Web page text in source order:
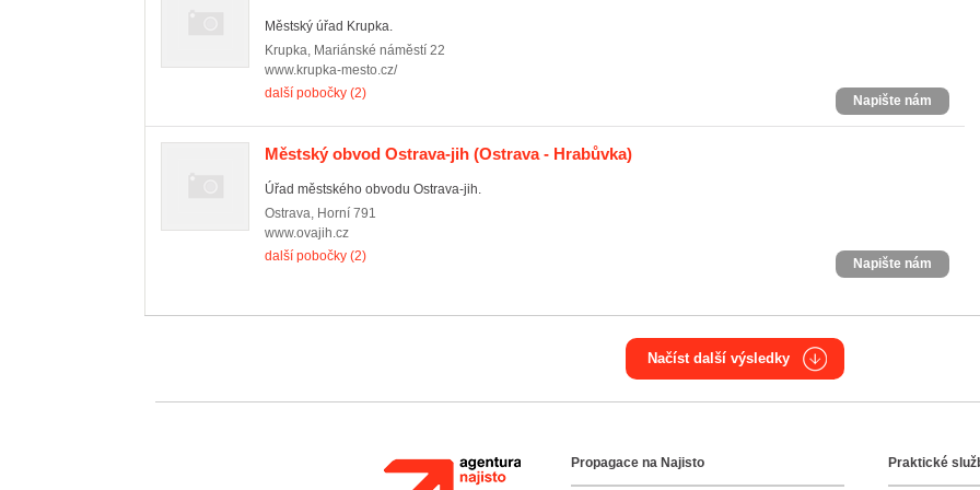
Městský úřad Krupka.
Krupka, Mariánské náměstí 22
www.krupka-mesto.cz/
další pobočky (2)
Napište nám
Městský obvod Ostrava-jih (Ostrava - Hrabůvka)
Úřad městského obvodu Ostrava-jih.
Ostrava, Horní 791
www.ovajih.cz
další pobočky (2)
Napište nám
Načíst další výsledky
Agentura NajistoPropagace na Najisto Praktické